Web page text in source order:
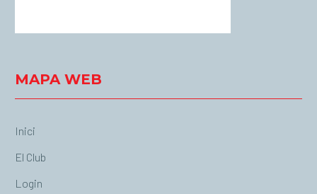
MAPA WEB
Inici
El Club
Login